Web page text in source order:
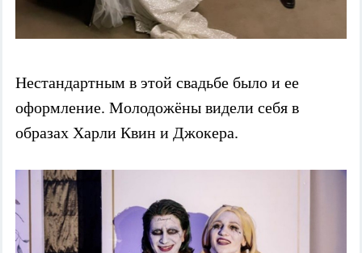
Нестандартным в этой свадьбе было и ее
оформление. Молодожёны видели себя в
образах Харли Квин и Джокера.